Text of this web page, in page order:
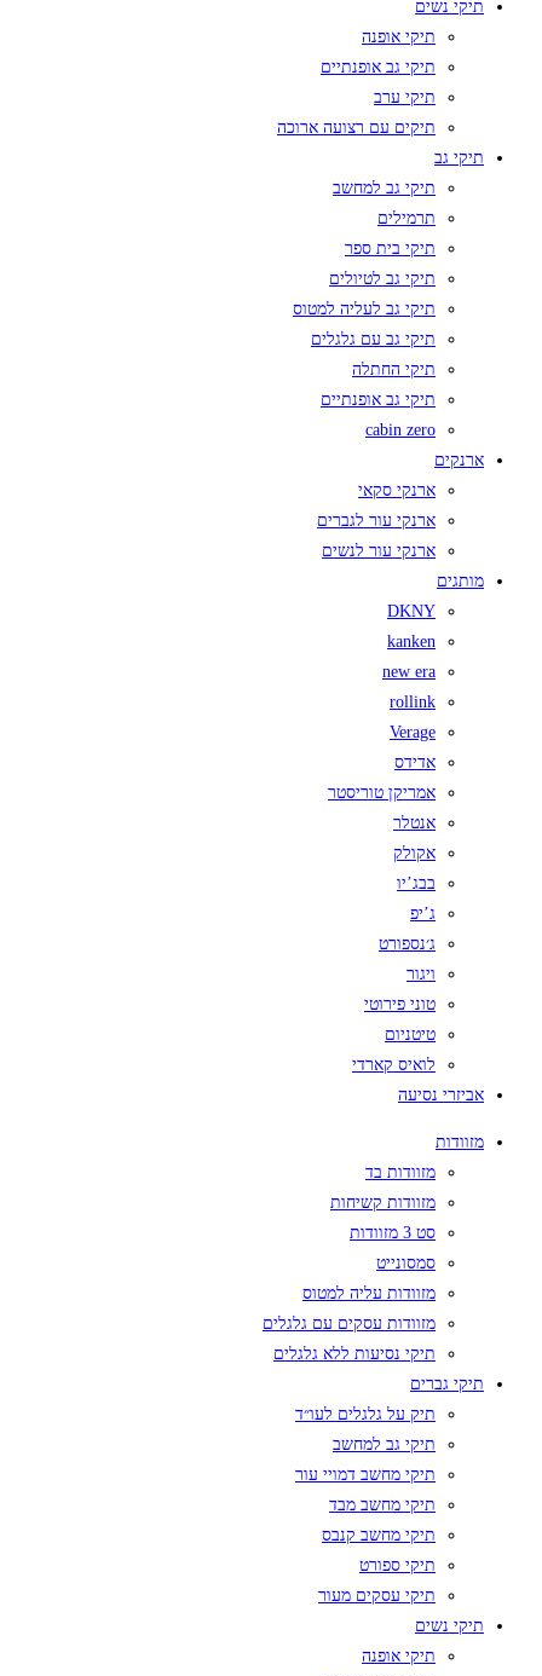
תיקי נשים
תיקי אופנה
תיקי גב אופנתיים
תיקי ערב
תיקים עם רצועה ארוכה
תיקי גב
תיקי גב למחשב
תרמילים
תיקי בית ספר
תיקי גב לטיולים
תיקי גב לעליה למטוס
תיקי גב עם גלגלים
תיקי החתלה
תיקי גב אופנתיים
cabin zero
ארנקים
ארנקי סקאי
ארנקי עור לגברים
ארנקי עור לנשים
מותגים
DKNY
kanken
new era
rollink
Verage
אדידס
אמריקן טוריסטר
אנטלר
אקולק
בבג’יו
ג’יפ
ג׳נספורט
ויגור
טוני פירוטי
טיטניום
לואיס קארדי
אביזרי נסיעה
מזוודות
מזוודות בד
מזוודות קשיחות
סט 3 מזוודות
סמסונייט
מזוודות עליה למטוס
מזוודות עסקים עם גלגלים
תיקי נסיעות ללא גלגלים
תיקי גברים
תיק על גלגלים לעו״ד
תיקי גב למחשב
תיקי מחשב דמויי עור
תיקי מחשב מבד
תיקי מחשב קנבס
תיקי ספורט
תיקי עסקים מעור
תיקי נשים
תיקי אופנה